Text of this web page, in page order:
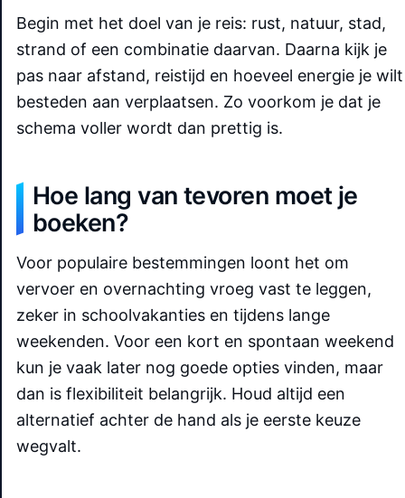
Begin met het doel van je reis: rust, natuur, stad,
strand of een combinatie daarvan. Daarna kijk je
pas naar afstand, reistijd en hoeveel energie je wilt
besteden aan verplaatsen. Zo voorkom je dat je
schema voller wordt dan prettig is.
Hoe lang van tevoren moet je
boeken?
Voor populaire bestemmingen loont het om
vervoer en overnachting vroeg vast te leggen,
zeker in schoolvakanties en tijdens lange
weekenden. Voor een kort en spontaan weekend
kun je vaak later nog goede opties vinden, maar
dan is flexibiliteit belangrijk. Houd altijd een
alternatief achter de hand als je eerste keuze
wegvalt.